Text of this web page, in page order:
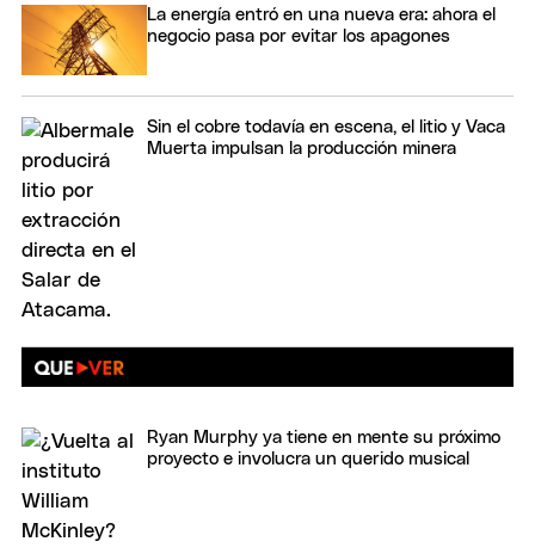
La energía entró en una nueva era: ahora el
negocio pasa por evitar los apagones
Sin el cobre todavía en escena, el litio y Vaca
Muerta impulsan la producción minera
Ryan Murphy ya tiene en mente su próximo
proyecto e involucra un querido musical